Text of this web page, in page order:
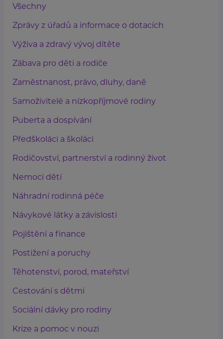
Všechny
Zprávy z úřadů a informace o dotacích
Výživa a zdravý vývoj dítěte
Zábava pro děti a rodiče
Zaměstnanost, právo, dluhy, daně
Samoživitelé a nízkopříjmové rodiny
Puberta a dospívání
Předškoláci a školáci
Rodičovství, partnerství a rodinný život
Nemoci dětí
Náhradní rodinná péče
Návykové látky a závislosti
Pojištění a finance
Postižení a poruchy
Těhotenství, porod, mateřství
Cestování s dětmi
Sociální dávky pro rodiny
Krize a pomoc v nouzi